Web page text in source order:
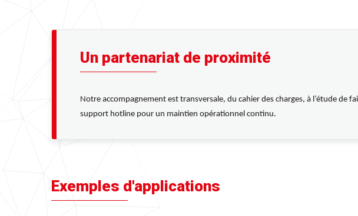
Un partenariat de proximité
Notre accompagnement est transversale, du cahier des charges, à l’étude de
support hotline pour un maintien opérationnel continu.
Exemples d'applications